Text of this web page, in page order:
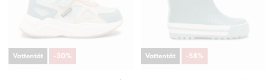
Vattentät -30% Vattentät -58 %